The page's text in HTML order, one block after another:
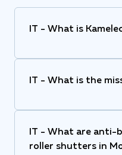
IT - What is
IT - What is the
IT - What are anti-
roller shutters in